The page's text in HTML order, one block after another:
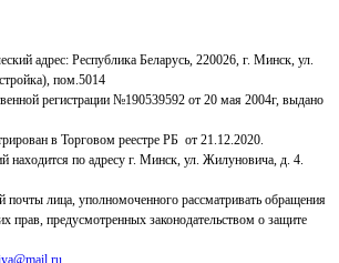
адрес: Республика Беларусь, 220026, г. Минск, ул.
пом.5014
регистрации №190539592 от 20 мая 2004г, выдано
в Торговом реестре РБ от 21.12.2020.
находится по адресу г. Минск, ул. Жилуновича, д. 4.
почты лица, уполномоченного рассматривать обращения
прав, предусмотренных законодательством о защите